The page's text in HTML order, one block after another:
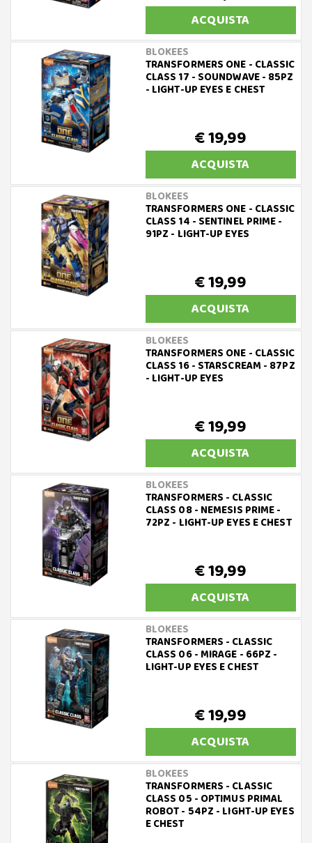
ACQUISTA
BLOKEES
TRANSFORMERS ONE - CLASSIC
CLASS 17 - SOUNDWAVE - 85PZ
- LIGHT-UP EYES E CHEST
€ 19,99
ACQUISTA
BLOKEES
TRANSFORMERS ONE - CLASSIC
CLASS 14 - SENTINEL PRIME -
91PZ - LIGHT-UP EYES
€ 19,99
ACQUISTA
BLOKEES
TRANSFORMERS ONE - CLASSIC
CLASS 16 - STARSCREAM - 87PZ
- LIGHT-UP EYES
€ 19,99
ACQUISTA
BLOKEES
TRANSFORMERS - CLASSIC
CLASS 08 - NEMESIS PRIME -
72PZ - LIGHT-UP EYES E CHEST
€ 19,99
ACQUISTA
BLOKEES
TRANSFORMERS - CLASSIC
CLASS 06 - MIRAGE - 66PZ -
LIGHT-UP EYES E CHEST
€ 19,99
ACQUISTA
BLOKEES
TRANSFORMERS - CLASSIC
CLASS 05 - OPTIMUS PRIMAL
ROBOT - 54PZ - LIGHT-UP EYES
E CHEST